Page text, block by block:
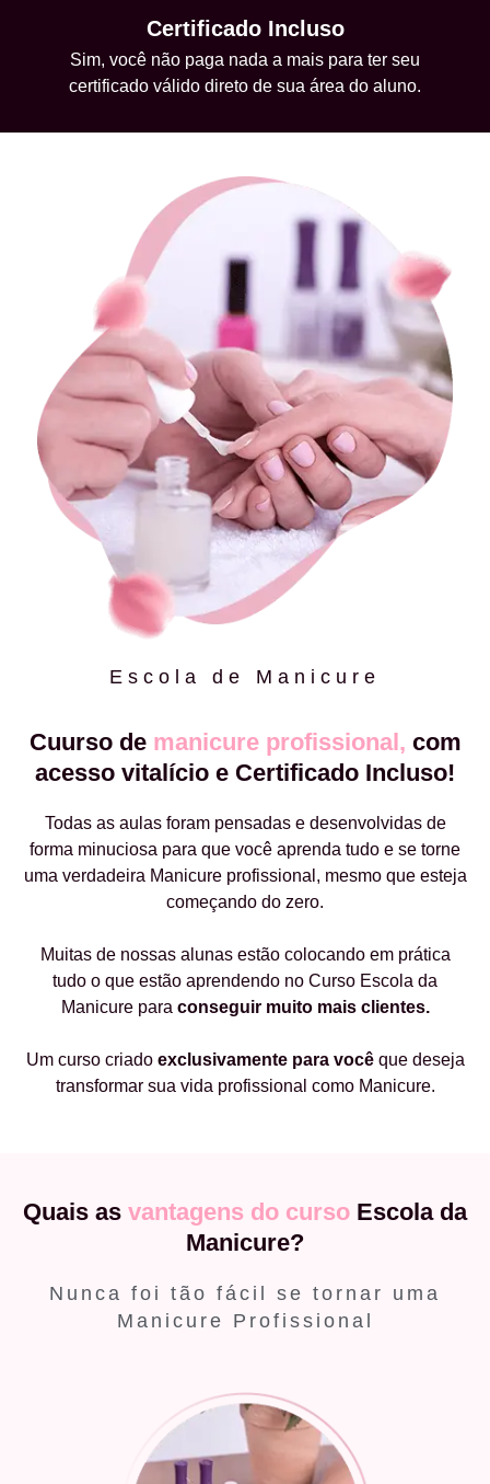
Certificado Incluso
Sim, você não paga nada a mais para ter seu
certificado válido direto de sua área do aluno.
Escola de Manicure
Cuurso de manicure profissional, com
acesso vitalício e Certificado Incluso!
Todas as aulas foram pensadas e desenvolvidas de
forma minuciosa para que você aprenda tudo e se torne
uma verdadeira Manicure profissional, mesmo que esteja
começando do zero.
Muitas de nossas alunas estão colocando em prática
tudo o que estão aprendendo no Curso Escola da
Manicure para conseguir muito mais clientes.
Um curso criado exclusivamente para vocêque deseja
transformar sua vida profissional como Manicure.
Quais as vantagens do curso Escola da
Manicure?
Nunca foi tão fácil se tornar uma
Manicure Profissional